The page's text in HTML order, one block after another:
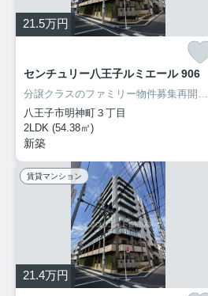
21.5万円
センチュリー八王子ルミエール 906
分譲クラスのファミリー物件募集再開致しました！内見出来ます！
八王子市明神町３丁目
2LDK (54.38㎡)
新築
賃貸マンション
21.4万円